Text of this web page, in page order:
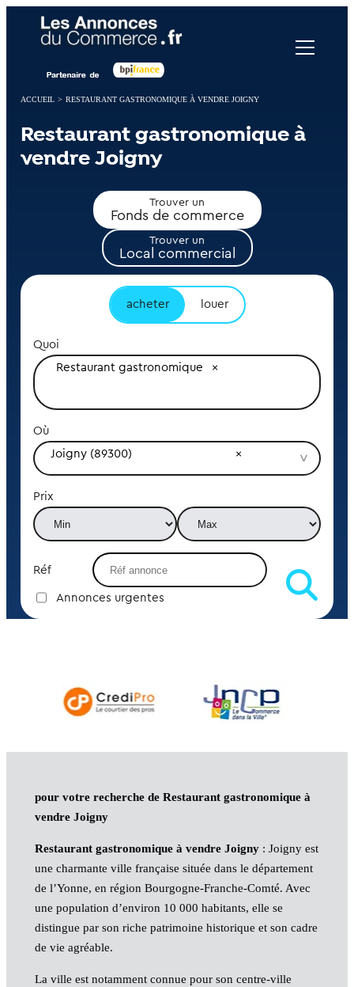
ACCUEIL > RESTAURANT GASTRONOMIQUE À VENDRE JOIGNY
Restaurant gastronomique à
vendre Joigny
Trouver un
Fonds de commerce
Trouver un
Local commercial
acheter louer
Quoi
Restaurant gastronomique
Où
Joigny (89300)
Prix
Réf
Annonces urgentes
pour votre recherche de Restaurant gastronomique à
vendre Joigny
Restaurant gastronomique à vendre Joigny: Joigny est
une charmante ville française située dans le département
de l’Yonne, en région Bourgogne-Franche-Comté. Avec
une population d’environ 10 000 habitants, elle se
distingue par son riche patrimoine historique et son cadre
de vie agréable.
La ville est notamment connue pour son centre-ville
Panneau de gestion des cookies